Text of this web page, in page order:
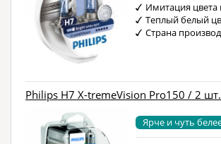
Имитация цвета
Теплый белый
Страна
Philips H7 X-tremeVision Pro150 / 2 шт.
Ярче и чуть